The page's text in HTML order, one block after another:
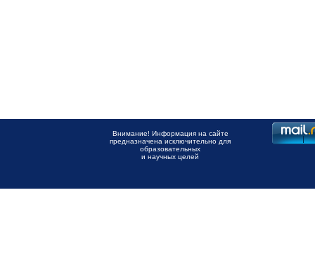
Внимание! Информация на сайте
предназначена исключительно для
образовательных
и научных целей